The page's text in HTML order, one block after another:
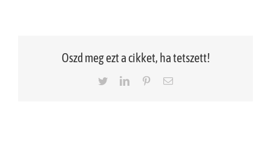
Oszd meg ezt a cikket, ha tetszett!
TwitterLinkedInPinterestEmail